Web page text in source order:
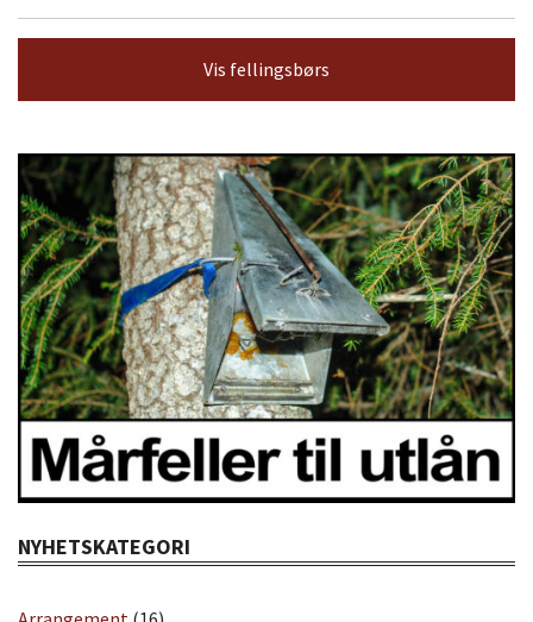
Vis fellingsbørs
NYHETSKATEGORI